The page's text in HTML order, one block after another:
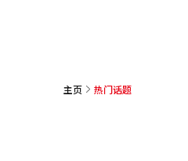
主页 热门话题